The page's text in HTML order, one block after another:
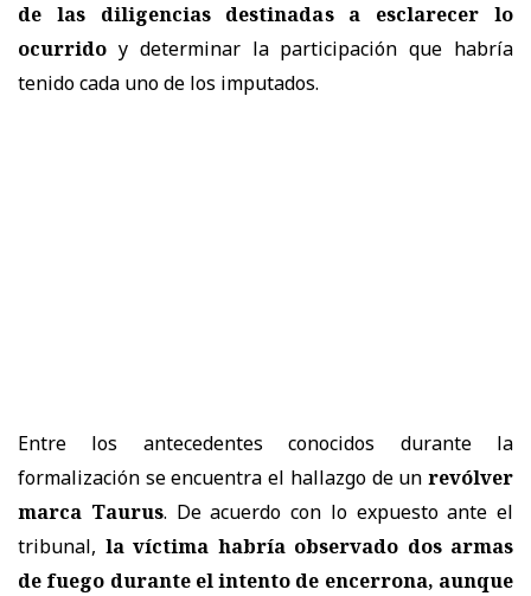
de las diligencias destinadas a esclarecer lo
ocurrido y determinar la participación que habría
tenido cada uno de los imputados.
Entre los antecedentes conocidos durante la
formalización se encuentra el hallazgo de un revólver
marca Taurus. De acuerdo con lo expuesto ante el
tribunal, la víctima habría observado dos armas
de fuego durante el intento de encerrona, aunque